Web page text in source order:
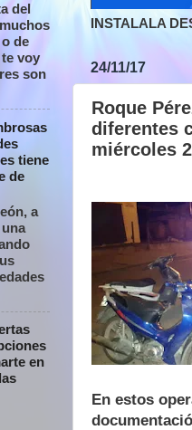
INSTALALA
24/11/17
Roque
diferentes
miércoles
En estos
del
de
voy
son
tiene
de
a
en